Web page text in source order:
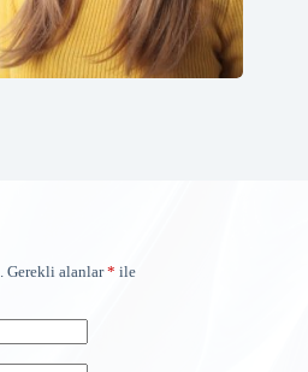
Gerekli alanlar* ile